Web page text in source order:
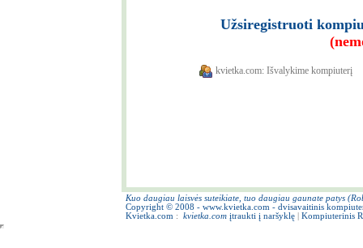
Užsiregistruoti
kvietka.com: Išvalykime kompiuterį
Kuo daugiau laisvės suteikiate, tuo daugiau gaunate patys
Copyright © 2008 - www.kvietka.com - dvisavaitinis
Kvietka.com : kvietka.com įtraukti į naršyklę Kompiuterinis